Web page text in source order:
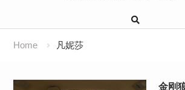
Home 凡妮莎
金刚